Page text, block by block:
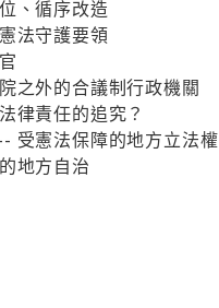
、循序改造
法守護要領
之外的合議制行政機關
律責任的追究？
受憲法保障的地方立法權
地方自治